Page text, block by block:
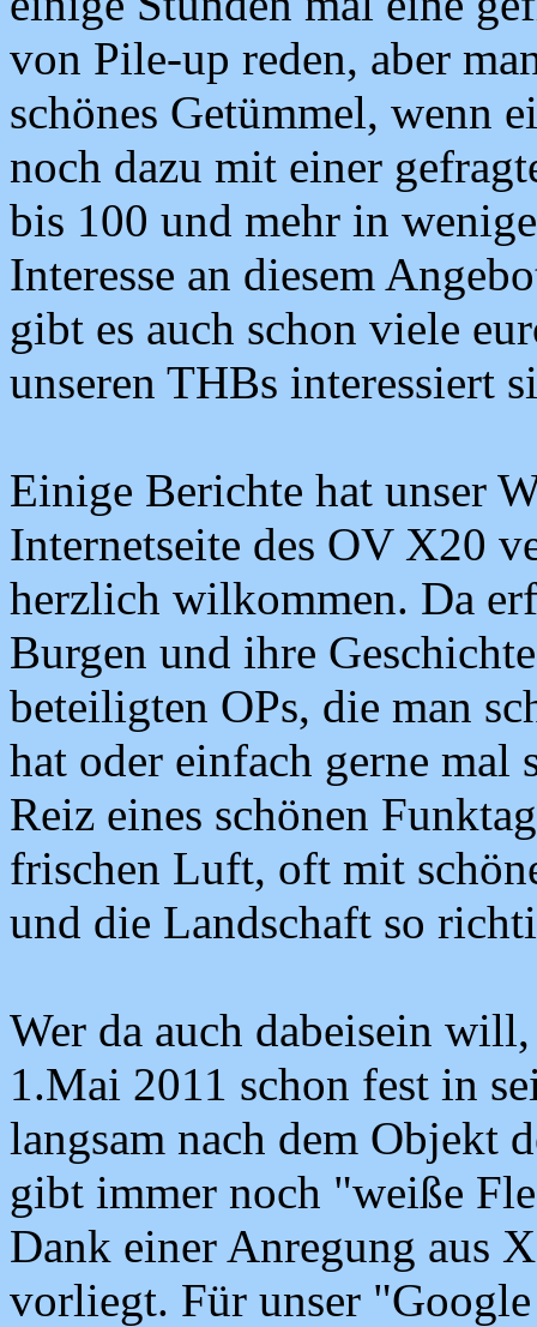
von Pile-up reden, aber
schönes Getümmel, wenn
noch dazu mit einer
bis 100 und mehr in
Interesse an diesem
gibt es auch schon viele
unseren THBs interessiert
Einige Berichte hat unser
Internetseite des OV X20
herzlich wilkommen. Da
Burgen und ihre
beteiligten OPs, die man
hat oder einfach gerne mal
Reiz eines schönen
frischen Luft, oft mit
und die Landschaft so
Wer da auch dabeisein
1.Mai 2011 schon fest in
langsam nach dem Objekt
gibt immer noch "weiße
Dank einer Anregung aus
vorliegt. Für unser